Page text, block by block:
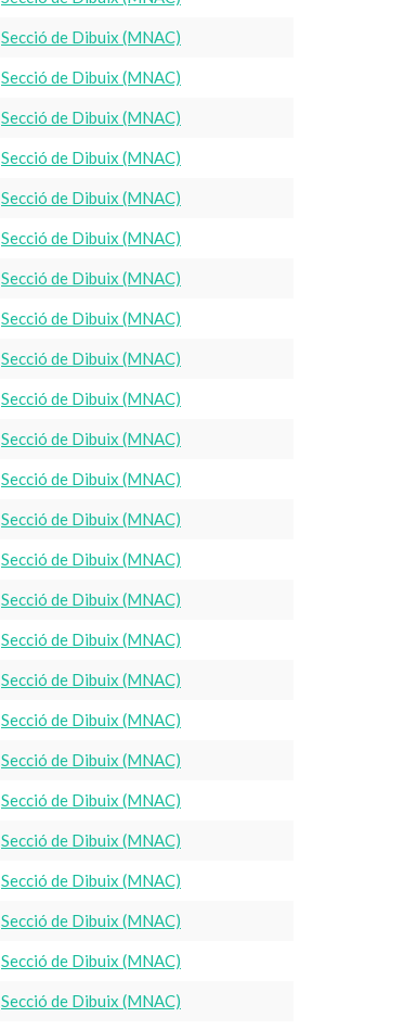
Secció de Dibuix (MNAC)
Secció de Dibuix (MNAC)
Secció de Dibuix (MNAC)
Secció de Dibuix (MNAC)
Secció de Dibuix (MNAC)
Secció de Dibuix (MNAC)
Secció de Dibuix (MNAC)
Secció de Dibuix (MNAC)
Secció de Dibuix (MNAC)
Secció de Dibuix (MNAC)
Secció de Dibuix (MNAC)
Secció de Dibuix (MNAC)
Secció de Dibuix (MNAC)
Secció de Dibuix (MNAC)
Secció de Dibuix (MNAC)
Secció de Dibuix (MNAC)
Secció de Dibuix (MNAC)
Secció de Dibuix (MNAC)
Secció de Dibuix (MNAC)
Secció de Dibuix (MNAC)
Secció de Dibuix (MNAC)
Secció de Dibuix (MNAC)
Secció de Dibuix (MNAC)
Secció de Dibuix (MNAC)
Secció de Dibuix (MNAC)